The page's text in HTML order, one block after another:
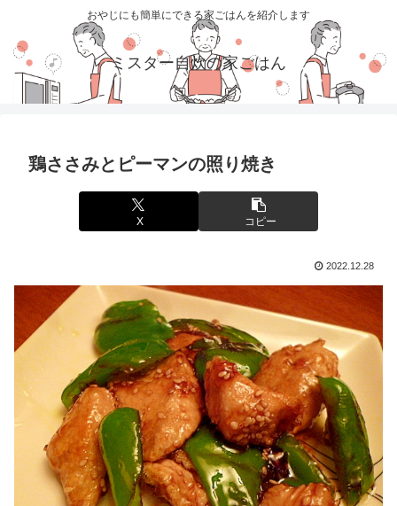
おやじにも簡単にできる家ごはんを紹介します
ミスター自炊の家ごはん
鶏ささみとピーマンの照り焼き
X コピー
2022.12.28